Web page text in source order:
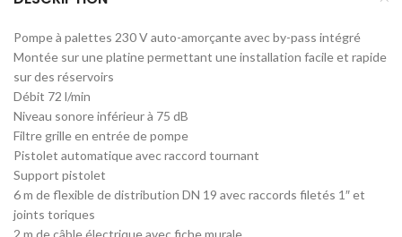
Pompe à palettes 230 V auto-amorçante avec by-pass intégré
Montée sur une platine permettant une installation facile et rapide
sur des réservoirs
Débit 72 l/min
Niveau sonore inférieur à 75 dB
Filtre grille en entrée de pompe
Pistolet automatique avec raccord tournant
Support pistolet
6 m de flexible de distribution DN 19 avec raccords filetés 1″ et
joints toriques